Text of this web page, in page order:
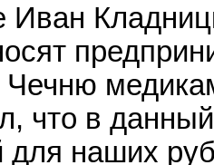
Иван
Чечню
что в
для наших